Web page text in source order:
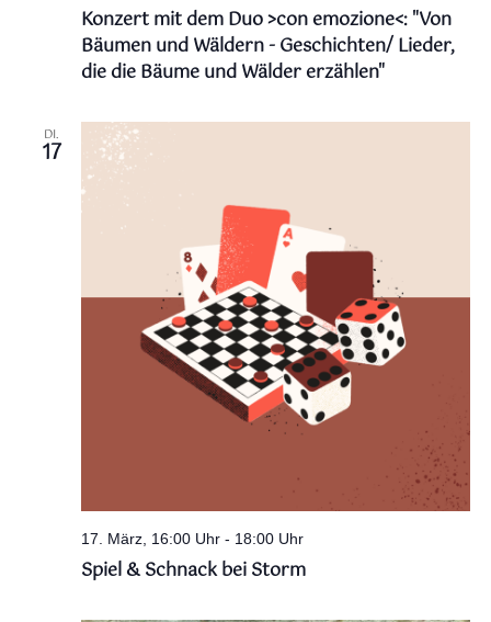
Konzert mit dem Duo >con emozione<: "Von
Bäumen und Wäldern - Geschichten/ Lieder,
die die Bäume und Wälder erzählen"
DI.
17
17. März, 16:00 Uhr- 18:00 Uhr
Spiel & Schnack bei Storm